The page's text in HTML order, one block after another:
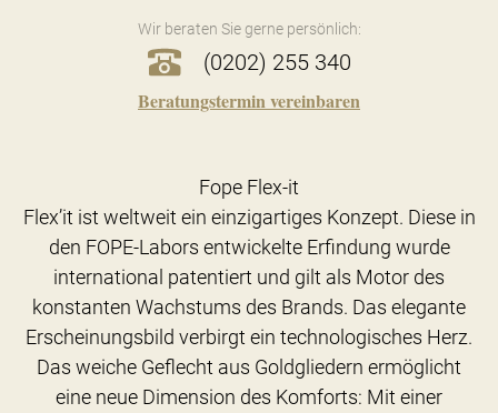
Wir beraten Sie gerne persönlich:
(0202) 255 340
Beratungstermin vereinbaren
Fope Flex-it
Flex’it ist weltweit ein einzigartiges Konzept. Diese in
den FOPE-Labors entwickelte Erfindung wurde
international patentiert und gilt als Motor des
konstanten Wachstums des Brands. Das elegante
Erscheinungsbild verbirgt ein technologisches Herz.
Das weiche Geflecht aus Goldgliedern ermöglicht
eine neue Dimension des Komforts: Mit einer